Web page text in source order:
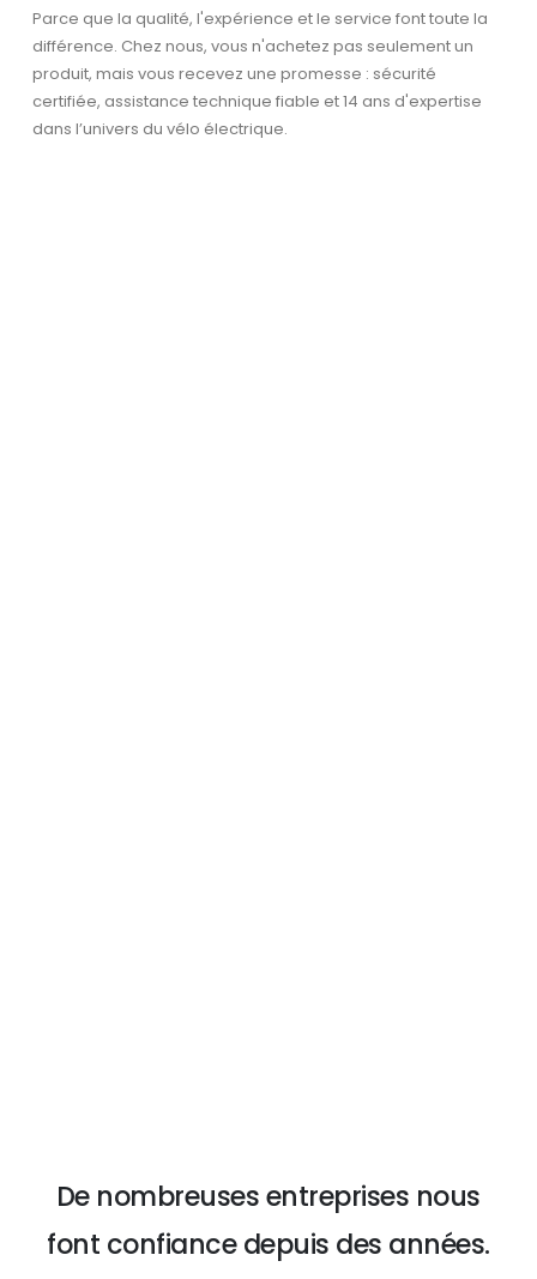
Parce que la qualité, l'expérience et le service font toute la
différence. Chez nous, vous n'achetez pas seulement un
produit, mais vous recevez une promesse : sécurité
certifiée, assistance technique fiable et 14 ans d'expertise
dans l’univers du vélo électrique.
De nombreuses entreprises nous
font confiance depuis des années.